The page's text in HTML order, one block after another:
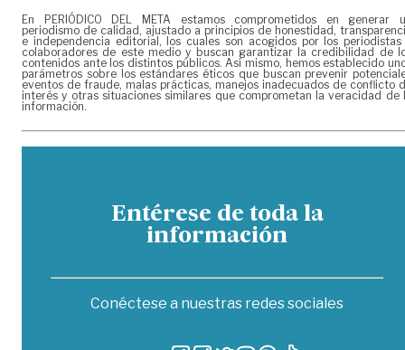
En PERIÓDICO DEL META estamos comprometidos en generar
periodismo de calidad, ajustado a principios de honestidad,
e independencia editorial, los cuales son acogidos por los periodistas
colaboradores de este medio y buscan garantizar la credibilidad de
contenidos ante los distintos públicos. Así mismo, hemos establecido
parámetros sobre los estándares éticos que buscan prevenir
eventos de fraude, malas prácticas, manejos inadecuados de conflicto
interés y otras situaciones similares que comprometan la veracidad de
información.
Entérese de toda la
información
Conéctese a nuestras redes sociales